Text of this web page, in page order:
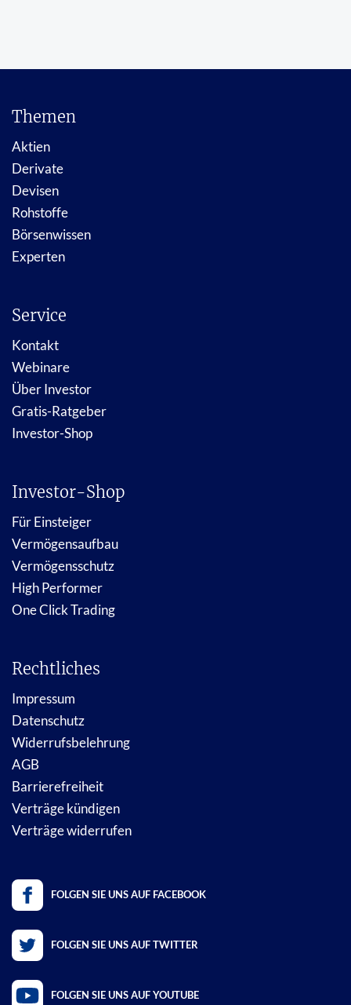
Themen
Aktien
Derivate
Devisen
Rohstoffe
Börsenwissen
Experten
Service
Kontakt
Webinare
Über Investor
Gratis-Ratgeber
Investor-Shop
Investor-Shop
Für Einsteiger
Vermögensaufbau
Vermögensschutz
High Performer
One Click Trading
Rechtliches
Impressum
Datenschutz
Widerrufsbelehrung
AGB
Barrierefreiheit
Verträge kündigen
Verträge widerrufen
FOLGEN SIE UNS AUF FACEBOOK
FOLGEN SIE UNS AUF TWITTER
FOLGEN SIE UNS AUF YOUTUBE